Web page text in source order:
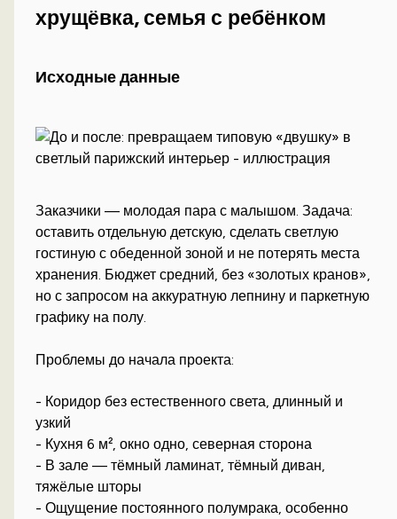
хрущёвка, семья с ребёнком
Исходные данные
Заказчики — молодая пара с малышом. Задача:
оставить отдельную детскую, сделать светлую
гостиную с обеденной зоной и не потерять места
хранения. Бюджет средний, без «золотых кранов»,
но с запросом на аккуратную лепнину и паркетную
графику на полу.
Проблемы до начала проекта:
- Коридор без естественного света, длинный и
узкий
- Кухня 6 м², окно одно, северная сторона
- В зале — тёмный ламинат, тёмный диван,
тяжёлые шторы
- Ощущение постоянного полумрака, особенно